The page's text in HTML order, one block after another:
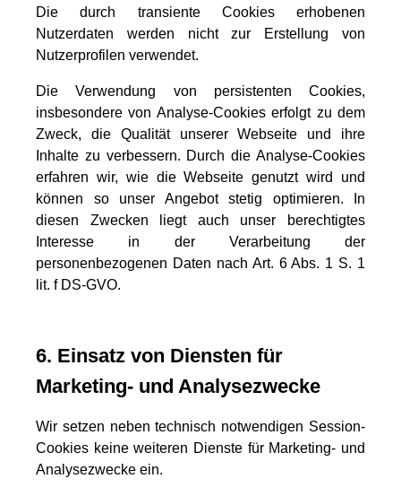
Die durch transiente Cookies erhobenen
Nutzerdaten werden nicht zur Erstellung von
Nutzerprofilen verwendet.
Die Verwendung von persistenten Cookies,
insbesondere von Analyse-Cookies erfolgt zu dem
Zweck, die Qualität unserer Webseite und ihre
Inhalte zu verbessern. Durch die Analyse-Cookies
erfahren wir, wie die Webseite genutzt wird und
können so unser Angebot stetig optimieren. In
diesen Zwecken liegt auch unser berechtigtes
Interesse in der Verarbeitung der
personenbezogenen Daten nach Art. 6 Abs. 1 S. 1
lit. f DS-GVO.
6. Einsatz von Diensten für
Marketing- und Analysezwecke
Wir setzen neben technisch notwendigen Session-
Cookies keine weiteren Dienste für Marketing- und
Analysezwecke ein.